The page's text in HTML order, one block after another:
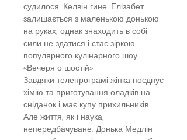
судилося: Келвін гине. Елізабет
залишається з маленькою донькою
на руках, однак знаходить в собі
сили не здатися і стає зіркою
популярного кулінарного шоу
«Вечеря о шостій».
Завдяки телепрограмі жінка поєднує
хімію та приготування оладків на
сніданок і має купу прихильників.
Але життя, як і наука,
непередбачуване. Донька Медлін